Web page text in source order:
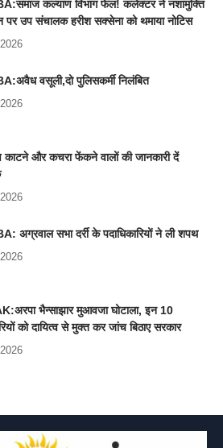
कल्याण विभाग फेल! कलेक्टर ने नशामुक्ति
पर उप संचालक हरीश सक्सेना को थमाया नोटिस
वसूली,दो पुलिसकर्मी निलंबित
काटने और कचरा फेंकने वालों की जानकारी दें
अग्रवाल सभा दर्री के पदाधिकारियों ने ली शपथ
भैन्साझार मुआवजा घोटाला, इन 10
को दायित्व से मुक्त कर जांच बिठाए सरकार